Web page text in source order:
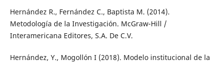
Hernández R., Fernández C., Baptista M. (2014).
Metodología de la Investigación. McGraw-Hill /
Interamericana Editores, S.A. De C.V.
Hernández, Y., Mogollón I (2018). Modelo institucional de la